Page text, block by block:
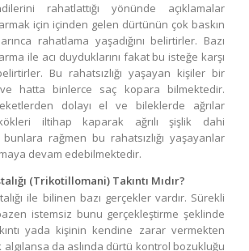
rahatlattığı yönünde açıklamalar
için içinden gelen dürtünün çok baskın
rahatlama yaşadığını belirtirler. Bazı
ile acı duyduklarını fakat bu isteğe karşı
Bu rahatsızlığı yaşayan kişiler bir
hatta binlerce saç kopara bilmektedir.
dolayı el ve bileklerde ağrılar
iltihap kaparak ağrılı şişlik dahi
rağmen bu rahatsızlığı yaşayanlar
devam edebilmektedir.
(Trikotillomani) Takıntı Mıdır?
ile bilinen bazı gerçekler vardır. Sürekli
istemsiz bunu gerçekleştirme şeklinde
yada kişinin kendine zarar vermekten
algılansa da aslında dürtü kontrol bozukluğu